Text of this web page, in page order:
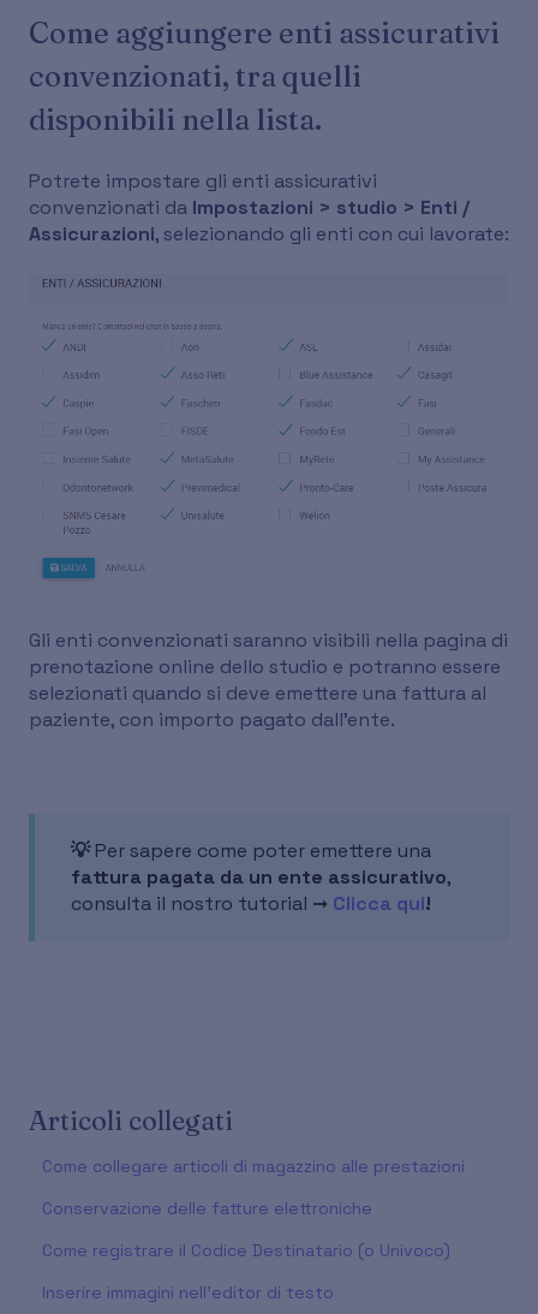
Come aggiungere enti assicurativi
convenzionati, tra quelli
disponibili nella lista.
Potrete impostare gli enti assicurativi
convenzionati da Impostazioni > studio > Enti /
Assicurazioni, selezionando gli enti con cui lavorate:
Gli enti convenzionati saranno visibili nella pagina di
prenotazione online dello studio e potranno essere
selezionati quando si deve emettere una fattura al
paziente, con importo pagato dall'ente.
💡Per sapere come poter emettere una
fattura pagata da un ente assicurativo,
consulta il nostro tutorial ➞ Clicca qui!
Articoli collegati
Come collegare articoli di magazzino alle prestazioni
Conservazione delle fatture elettroniche
Come registrare il Codice Destinatario (o Univoco)
Inserire immagini nell'editor di testo